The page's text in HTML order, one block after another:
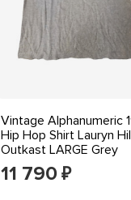
Vintage Alphanumeric
Hip Hop Shirt Lauryn
Outkast LARGE Grey
Gangster
11 790 ₽